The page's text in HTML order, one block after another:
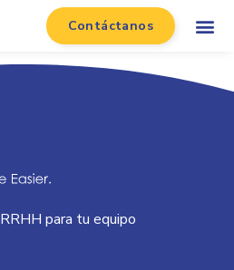
Contáctanos
para tu equipo